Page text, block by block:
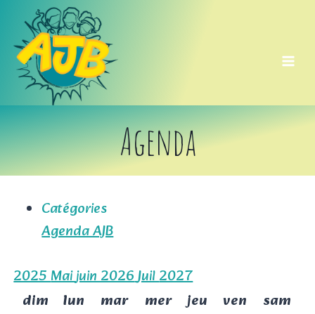
contenu
Agenda
Catégories
Agenda AJB
2025Maijuin 2026Juil2027
dim
lun mar mer jeu ven
sam